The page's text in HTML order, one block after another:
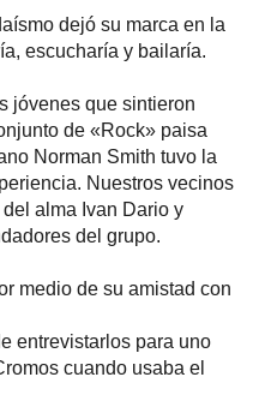
dejó su marca en la
escucharía y bailaría.
jóvenes que sintieron
de «Rock» paisa
Norman Smith tuvo la
Nuestros vecinos
alma Ivan Dario y
del grupo.
medio de su amistad con
entrevistarlos para uno
cuando usaba el